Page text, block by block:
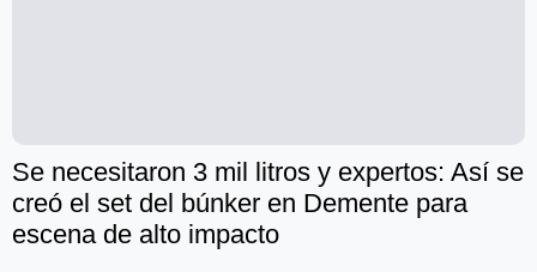
Se necesitaron 3 mil litros y expertos: Así se
creó el set del búnker en Demente para
escena de alto impacto